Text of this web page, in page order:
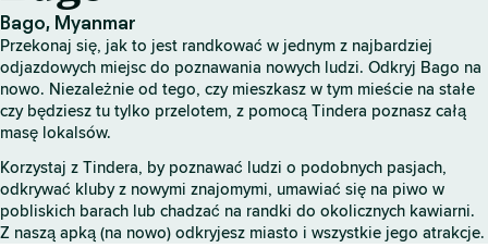
o
n
a
g
w
n
a
Bago, Myanmar
Przekonaj się, jak to jest randkować w jednym z najbardziej
odjazdowych miejsc do poznawania nowych ludzi. Odkryj Bago na
nowo. Niezależnie od tego, czy mieszkasz w tym mieście na stałe
czy będziesz tu tylko przelotem, z pomocą Tindera poznasz całą
masę lokalsów.
Korzystaj z Tindera, by poznawać ludzi o podobnych pasjach,
odkrywać kluby z nowymi znajomymi, umawiać się na piwo w
pobliskich barach lub chadzać na randki do okolicznych kawiarni.
Z naszą apką (na nowo) odkryjesz miasto i wszystkie jego atrakcje.